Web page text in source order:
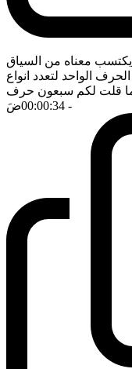
معناه من السياق
الواحد لتعدد انواع
كما قلت لكم سبعون حرف
- 00:00:34
ضَ